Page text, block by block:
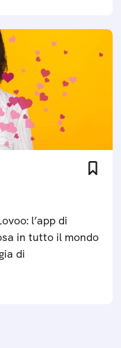
l’app di
in tutto il mondo
di